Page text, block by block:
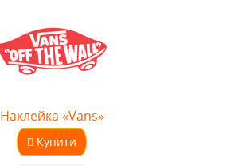
Наклейка «Vans»
Купити